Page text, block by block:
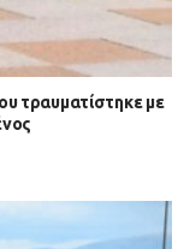
τραυματίστηκε με